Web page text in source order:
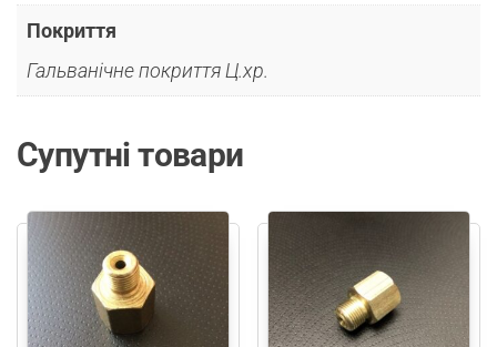
Покриття
Гальванічне покриття Ц.хр.
Супутні товари